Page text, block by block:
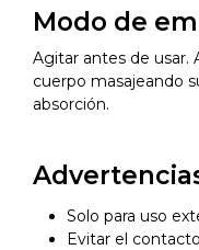
Modo de
Agitar antes de usar.
cuerpo masajeando
absorción.
Solo para uso
Evitar el